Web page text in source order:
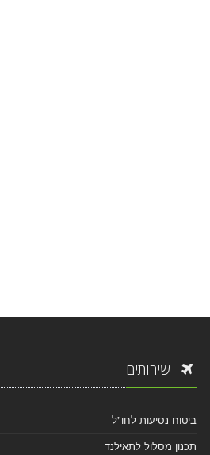
שירותים
ביטוח נסיעות לחו"ל
תכנון מסלול לתאילנד